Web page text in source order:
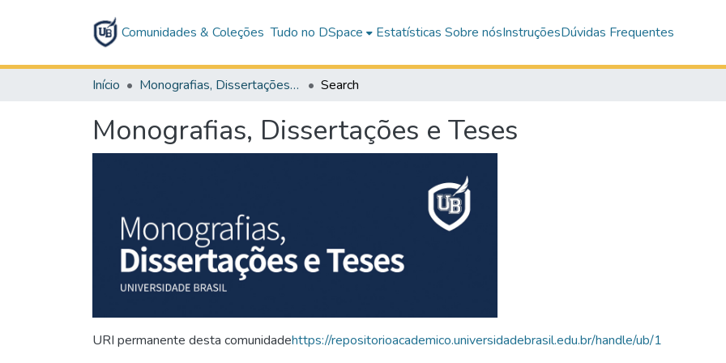
Comunidades & Coleções Tudo no DSpace Estatísticas Sobre nósInstruçõesDúvidas Frequentes
Início Monografias, Dissertações e Teses Search
Monografias, Dissertações e Teses
URI permanente desta comunidadehttps://repositorioacademico.universidadebrasil.edu.br/handle/ub/1